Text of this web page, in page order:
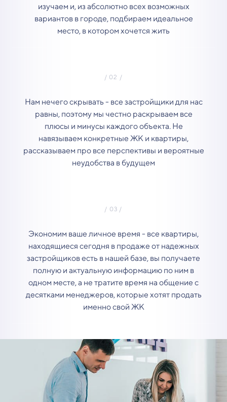
изучаем и, из абсолютно всех возможных
вариантов в городе, подбираем идеальное
место, в котором хочется жить
Нам нечего скрывать - все застройщики для нас
равны, поэтому мы честно раскрываем все
плюсы и минусы каждого объекта. Не
навязываем конкретные ЖК и квартиры,
рассказываем про все перспективы и вероятные
неудобства в будущем
Экономим ваше личное время - все квартиры,
находящиеся сегодня в продаже от надежных
застройщиков есть в нашей базе, вы получаете
полную и актуальную информацию по ним в
одном месте, а не тратите время на общение с
десятками менеджеров, которые хотят продать
именно свой ЖК